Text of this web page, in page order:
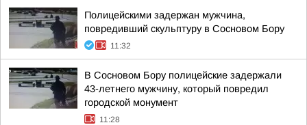
Полицейскими задержан мужчина,
повредивший скульптуру в Сосновом Бору
11:32
В Сосновом Бору полицейские задержали
43-летнего мужчину, который повредил
городской монумент
11:28